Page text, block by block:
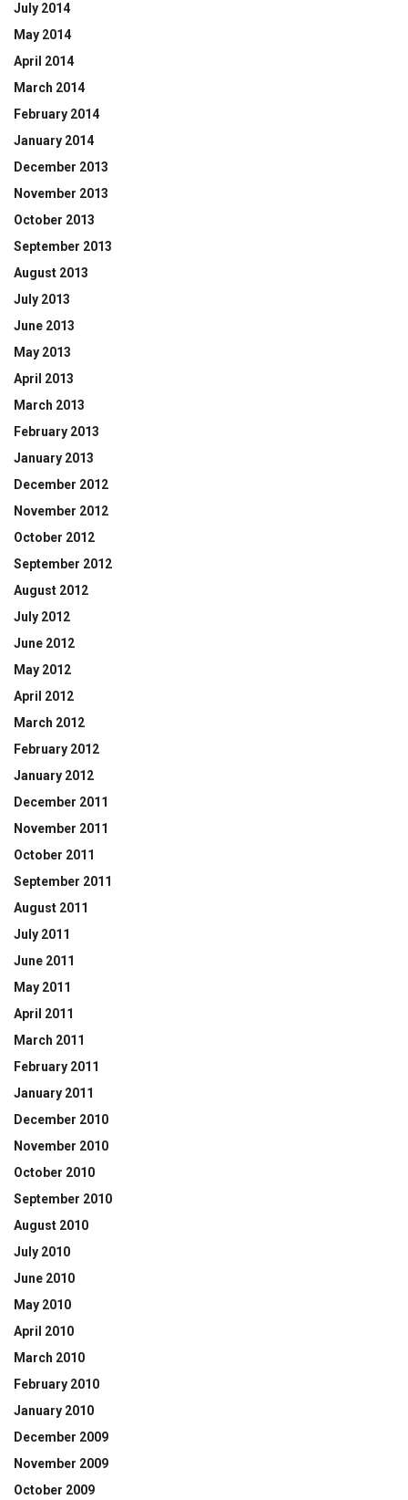
July 2014
May 2014
April 2014
March 2014
February 2014
January 2014
December 2013
November 2013
October 2013
September 2013
August 2013
July 2013
June 2013
May 2013
April 2013
March 2013
February 2013
January 2013
December 2012
November 2012
October 2012
September 2012
August 2012
July 2012
June 2012
May 2012
April 2012
March 2012
February 2012
January 2012
December 2011
November 2011
October 2011
September 2011
August 2011
July 2011
June 2011
May 2011
April 2011
March 2011
February 2011
January 2011
December 2010
November 2010
October 2010
September 2010
August 2010
July 2010
June 2010
May 2010
April 2010
March 2010
February 2010
January 2010
December 2009
November 2009
October 2009